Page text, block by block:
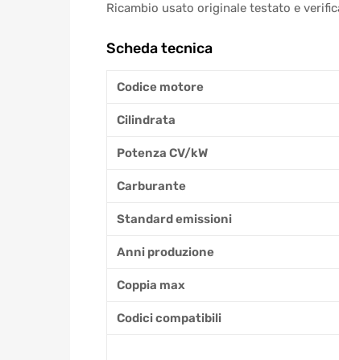
Ricambio usato originale testato e
Scheda tecnica
Codice motore
Cilindrata
Potenza CV/kW
Carburante
Standard emissioni
Anni produzione
Coppia max
Codici compatibili